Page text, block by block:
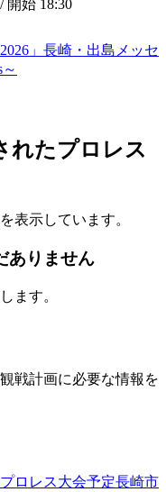
開始 18:30
」長崎・出島メッセ
れたプロレス
表示しています。
ありません
ます。
戦計画に必要な情報を
ロレス大会予定長崎市